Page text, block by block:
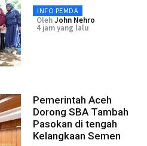
INFO PEMDA
OlehJohn Nehro
4 jam yang lalu
Pemerintah Aceh
Dorong SBA Tambah
Pasokan di tengah
Kelangkaan Semen